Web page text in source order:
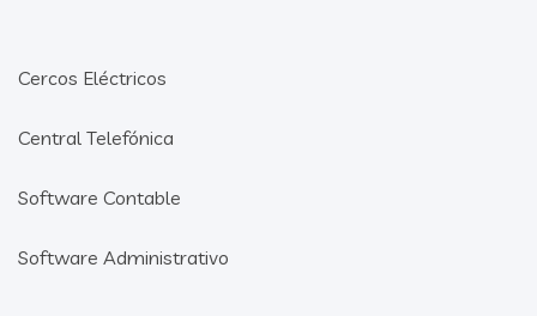
Cercos Eléctricos
Central Telefónica
Software Contable
Software Administrativo